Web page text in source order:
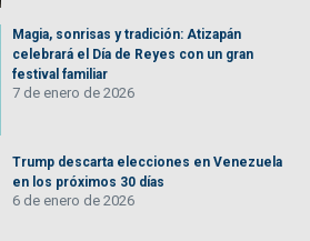
Magia, sonrisas y tradición: Atizapán
celebrará el Día de Reyes con un gran
festival familiar
7 de enero de 2026
Trump descarta elecciones en Venezuela
en los próximos 30 días
6 de enero de 2026